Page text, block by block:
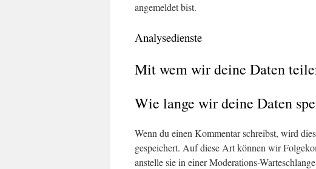
angemeldet bist.
Analysedienste
Mit wem wir deine Daten
Wie lange wir deine Daten
Wenn du einen Kommentar schreibst, wird
gespeichert. Auf diese Art können wir
anstelle sie in einer Moderations-